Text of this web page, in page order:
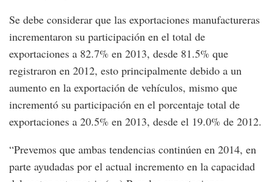
Se debe considerar que las exportaciones manufactureras
incrementaron su participación en el total de
exportaciones a 82.7% en 2013, desde 81.5% que
registraron en 2012, esto principalmente debido a un
aumento en la exportación de vehículos, mismo que
incrementó su participación en el porcentaje total de
exportaciones a 20.5% en 2013, desde el 19.0% de 2012.
“Prevemos que ambas tendencias continúen en 2014, en
parte ayudadas por el actual incremento en la capacidad